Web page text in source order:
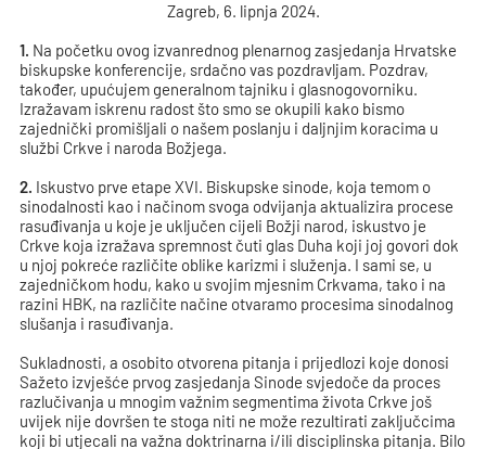
Zagreb, 6. lipnja 2024.
1. Na početku ovog izvanrednog plenarnog zasjedanja Hrvatske
biskupske konferencije, srdačno vas pozdravljam. Pozdrav,
također, upućujem generalnom tajniku i glasnogovorniku.
Izražavam iskrenu radost što smo se okupili kako bismo
zajednički promišljali o našem poslanju i daljnjim koracima u
službi Crkve i naroda Božjega.
2. Iskustvo prve etape XVI. Biskupske sinode, koja temom o
sinodalnosti kao i načinom svoga odvijanja aktualizira procese
rasuđivanja u koje je uključen cijeli Božji narod, iskustvo je
Crkve koja izražava spremnost čuti glas Duha koji joj govori dok
u njoj pokreće različite oblike karizmi i služenja. I sami se, u
zajedničkom hodu, kako u svojim mjesnim Crkvama, tako i na
razini HBK, na različite načine otvaramo procesima sinodalnog
slušanja i rasuđivanja.
Sukladnosti, a osobito otvorena pitanja i prijedlozi koje donosi
Sažeto izvješće prvog zasjedanja Sinode svjedoče da proces
razlučivanja u mnogim važnim segmentima života Crkve još
uvijek nije dovršen te stoga niti ne može rezultirati zaključcima
koji bi utjecali na važna doktrinarna i/ili disciplinska pitanja. Bilo